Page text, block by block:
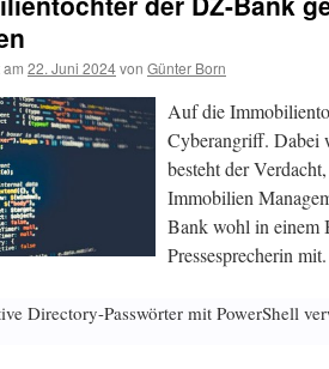
22. Juni 2024von Günter Born
Auf die
Cyberangriff. Dabei
besteht der
Immobilien
Bank wohl in einem
Pressesprecherin mit.
Directory-Passwörter mit PowerShell